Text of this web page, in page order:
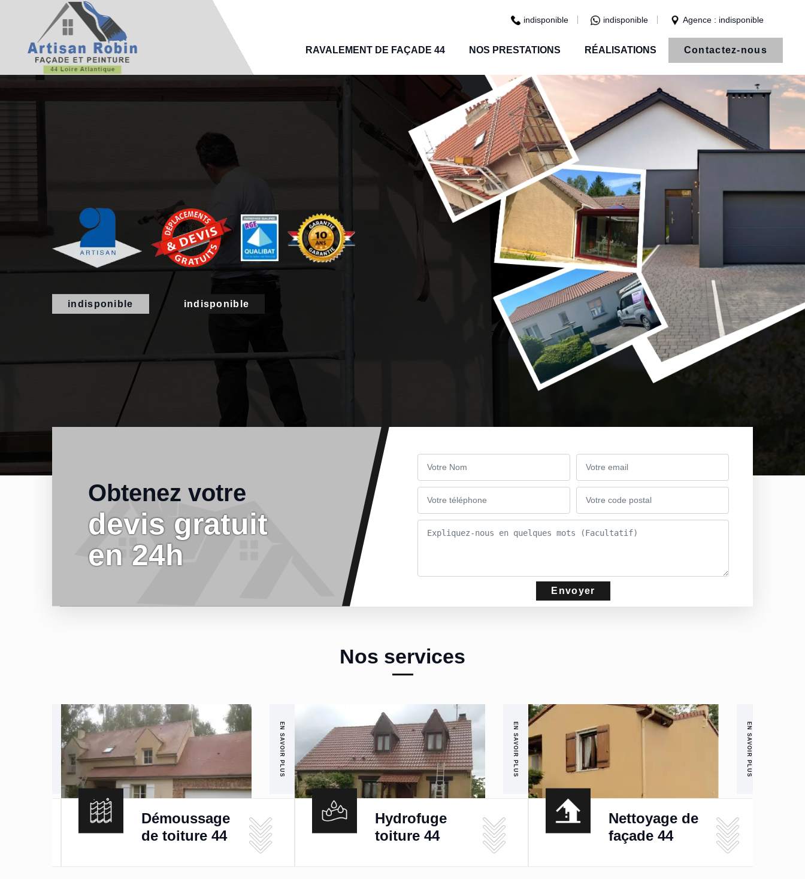
indisponible indisponible Agence : indisponible
RAVALEMENT DE FAÇADE 44 NOS PRESTATIONS RÉALISATIONS Contactez-nous
indisponible indisponible
Obtenez votre
devis gratuit
en 24h
Nos services
EN SAVOIR PLUS
Démoussage
de toiture 44
EN SAVOIR PLUS
Hydrofuge
toiture 44
EN SAVOIR PLUS
Nettoyage de
façade 44